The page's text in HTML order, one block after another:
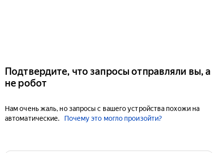
Подтвердите, что запросы отправляли вы, а
не робот
Нам очень жаль, но запросы с вашего устройства похожи на
автоматические.
Почему это могло произойти?